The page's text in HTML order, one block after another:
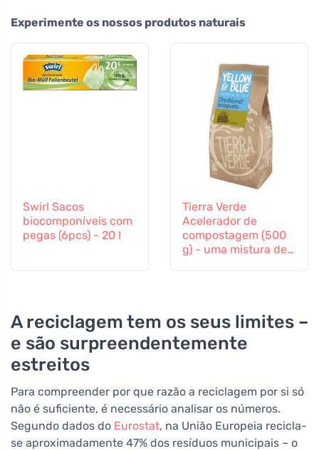
Experimente os nossos produtos naturais
Swirl Sacos
biocomponíveis com
pegas (6pcs) - 20 l
Tierra Verde
Acelerador de
compostagem (500
g) - uma mistura de
A reciclagem tem os seus limites –
e são surpreendentemente
estreitos
Para compreender por que razão a reciclagem por si só
não é suficiente, é necessário analisar os números.
Segundo dados do Eurostat, na União Europeia recicla-
se aproximadamente 47% dos resíduos municipais – o